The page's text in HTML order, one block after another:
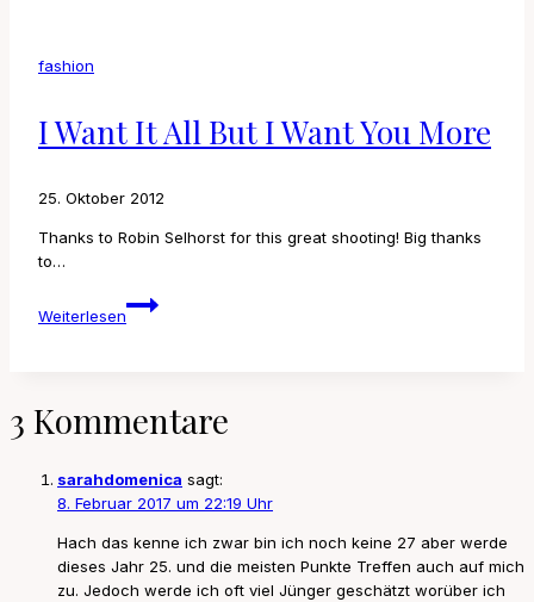
fashion
I Want It All But I Want You More
25. Oktober 2012
Thanks to Robin Selhorst for this great shooting! Big thanks
to…
Weiterlesen
I
want
I
more
3 Kommentare
sarahdomenica sagt:
8. Februar 2017 um 22:19 Uhr
Hach das kenne ich zwar bin ich noch keine 27 aber werde
dieses Jahr 25. und die meisten Punkte Treffen auch auf mich
zu. Jedoch werde ich oft viel Jünger geschätzt worüber ich